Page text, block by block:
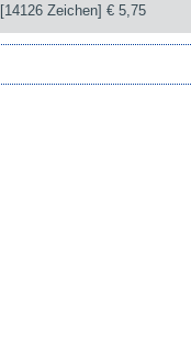
[14126 Zeichen]€ 5,75